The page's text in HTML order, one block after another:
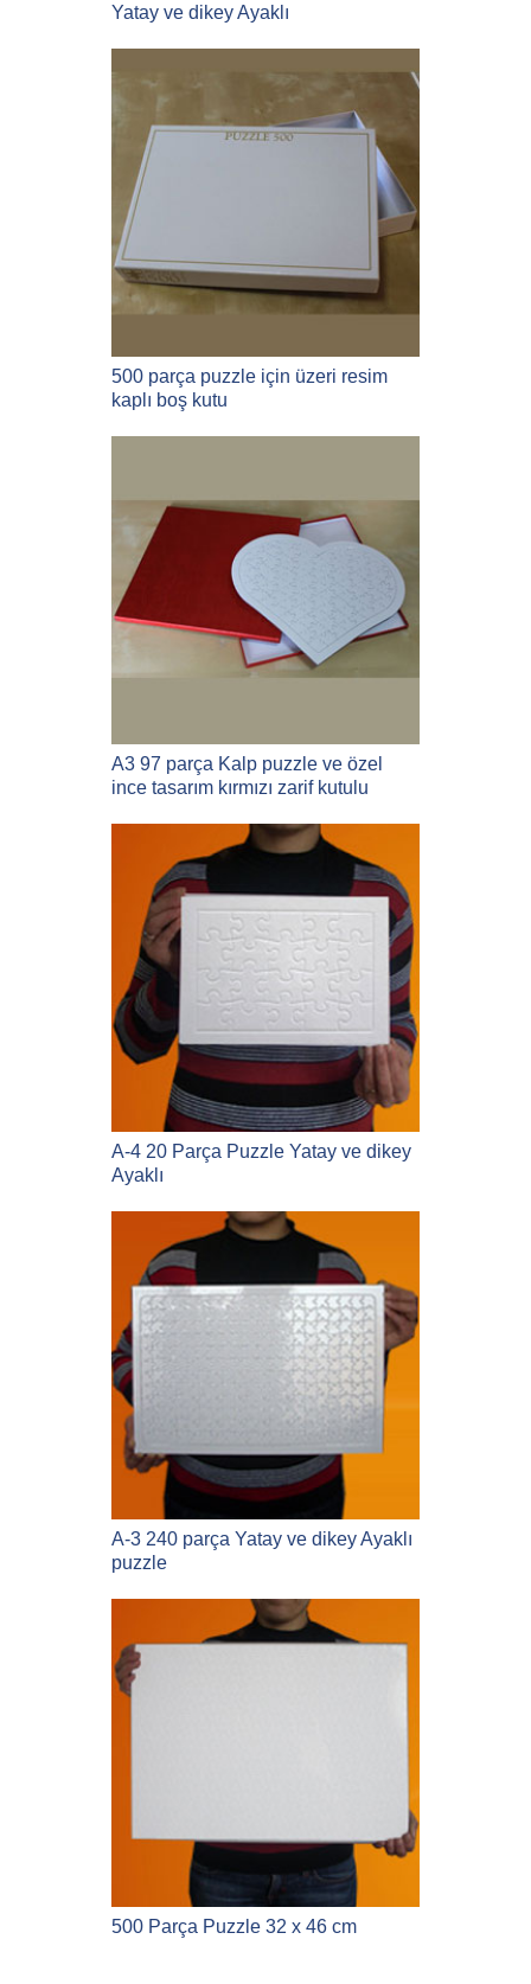
Yatay ve dikey Ayaklı
500 parça puzzle için üzeri resim
kaplı boş kutu
A3 97 parça Kalp puzzle ve özel
ince tasarım kırmızı zarif kutulu
A-4 20 Parça Puzzle Yatay ve dikey
Ayaklı
A-3 240 parça Yatay ve dikey Ayaklı
puzzle
500 Parça Puzzle 32 x 46 cm